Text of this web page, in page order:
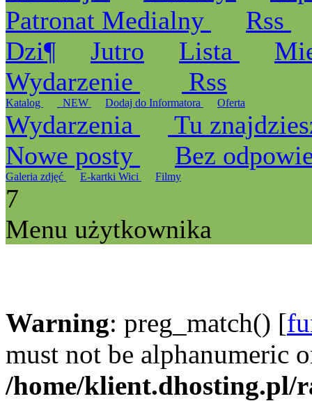
Patronat Medialny
Rss
Dzi¶
Jutro Lista
Wydarzenie
Rss
Katalog _NEW Dodaj do Informatora Oferta
Wydarzenia
Tu
Nowe posty
Bez
Galeria zdjęć E-kartki Wici Filmy
7
Menu użytkownika
Warning: preg_match() [
must not be alphanumeric
/home/klient.dhosting.pl/